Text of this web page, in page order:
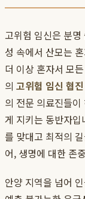
고위험 임신은 분
성 속에서 산모는
더 이상 혼자서 모
의 고위험 임신 협진
의 전문 의료진들
게 지키는 동반자
를 맞대고 최적의
어, 생명에 대한 존
안양 지역을 넘어